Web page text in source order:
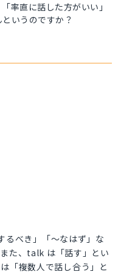
率直に話した方がいい」
いうのですか？
べき」「〜なはず」な
た、talk は「話す」とい
「複数人で話し合う」と